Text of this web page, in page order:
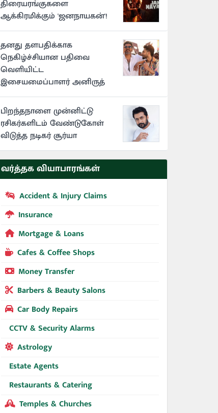
திரையரங்குகளை
ஆக்கிரமிக்கும் 'ஜனநாயகன்'!
தனது தளபதிக்காக
நெகிழ்ச்சியான பதிவை
வெளியிட்ட
இசையமைப்பாளர் அனிருத்
பிறந்தநாளை முன்னிட்டு
ரசிகர்களிடம் வேண்டுகோள்
விடுத்த நடிகர் சூர்யா
வர்த்தக வியாபாரங்கள்
Accident & Injury Claims
Insurance
Mortgage & Loans
Cafes & Coffee Shops
Money Transfer
Barbers & Beauty Salons
Car Body Repairs
CCTV & Security Alarms
Astrology
Estate Agents
Restaurants & Catering
Temples & Churches